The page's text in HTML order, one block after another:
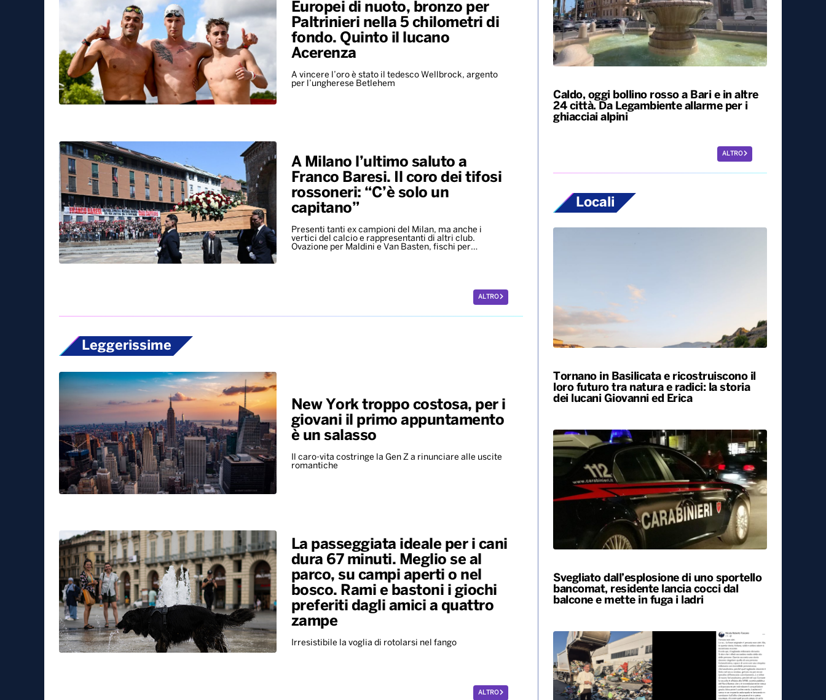
Europei di nuoto, bronzo per
Paltrinieri nella 5 chilometri di
fondo. Quinto il lucano
Acerenza
A vincere l’oro è stato il tedesco Wellbrock, argento
per l’ungherese Betlehem
A Milano l’ultimo saluto a
Franco Baresi. Il coro dei tifosi
rossoneri: “C’è solo un
capitano”
Presenti tanti ex campioni del Milan, ma anche i
vertici del calcio e rappresentanti di altri club.
Ovazione per Maldini e Van Basten, fischi per…
ALTRO
Leggerissime
New York troppo costosa, per i
giovani il primo appuntamento
è un salasso
Il caro-vita costringe la Gen Z a rinunciare alle uscite
romantiche
La passeggiata ideale per i cani
dura 67 minuti. Meglio se al
parco, su campi aperti o nel
bosco. Rami e bastoni i giochi
preferiti dagli amici a quattro
zampe
Irresistibile la voglia di rotolarsi nel fango
ALTRO
Caldo, oggi bollino rosso a Bari e in altre
24 città. Da Legambiente allarme per i
ghiacciai alpini
ALTRO
Locali
Tornano in Basilicata e ricostruiscono il
loro futuro tra natura e radici: la storia
dei lucani Giovanni ed Erica
Svegliato dall’esplosione di uno sportello
bancomat, residente lancia cocci dal
balcone e mette in fuga i ladri